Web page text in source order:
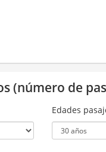
(número de
Edades